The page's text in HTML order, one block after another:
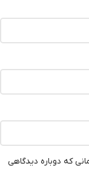
که دوباره دیدگاهی